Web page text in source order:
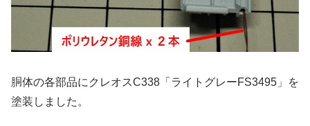
胴体の各部品にクレオスC338「ライトグレーFS3495」を
塗装しました。